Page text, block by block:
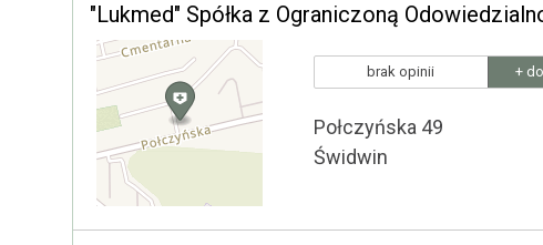
"Lukmed" Spółka z Ograniczoną
brak opinii +
Połczyńska 49
Świdwin